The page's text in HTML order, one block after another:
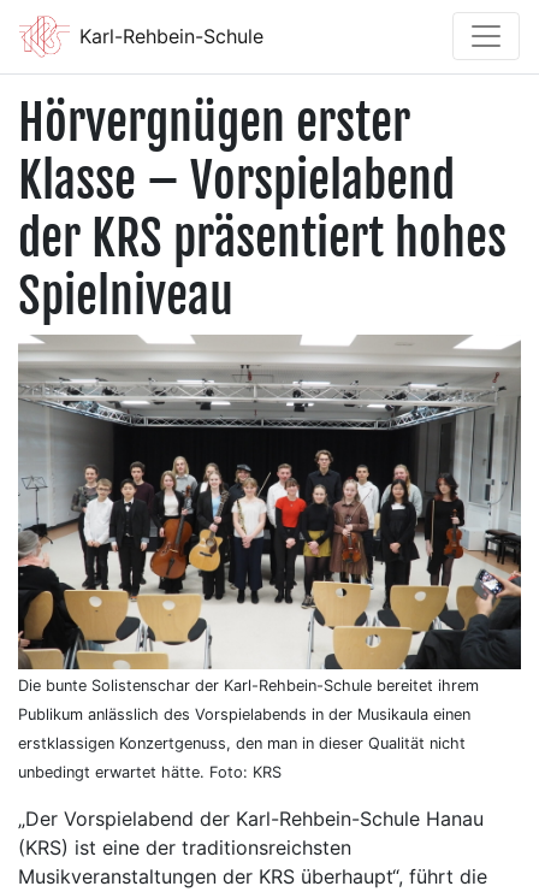
Karl-Rehbein-Schule
Hörvergnügen erster
Klasse – Vorspielabend
der KRS präsentiert hohes
Spielniveau
Die bunte Solistenschar der Karl-Rehbein-Schule bereitet ihrem
Publikum anlässlich des Vorspielabends in der Musikaula einen
erstklassigen Konzertgenuss, den man in dieser Qualität nicht
unbedingt erwartet hätte. Foto: KRS
„Der Vorspielabend der Karl-Rehbein-Schule Hanau
(KRS) ist eine der traditionsreichsten
Musikveranstaltungen der KRS überhaupt“, führt die